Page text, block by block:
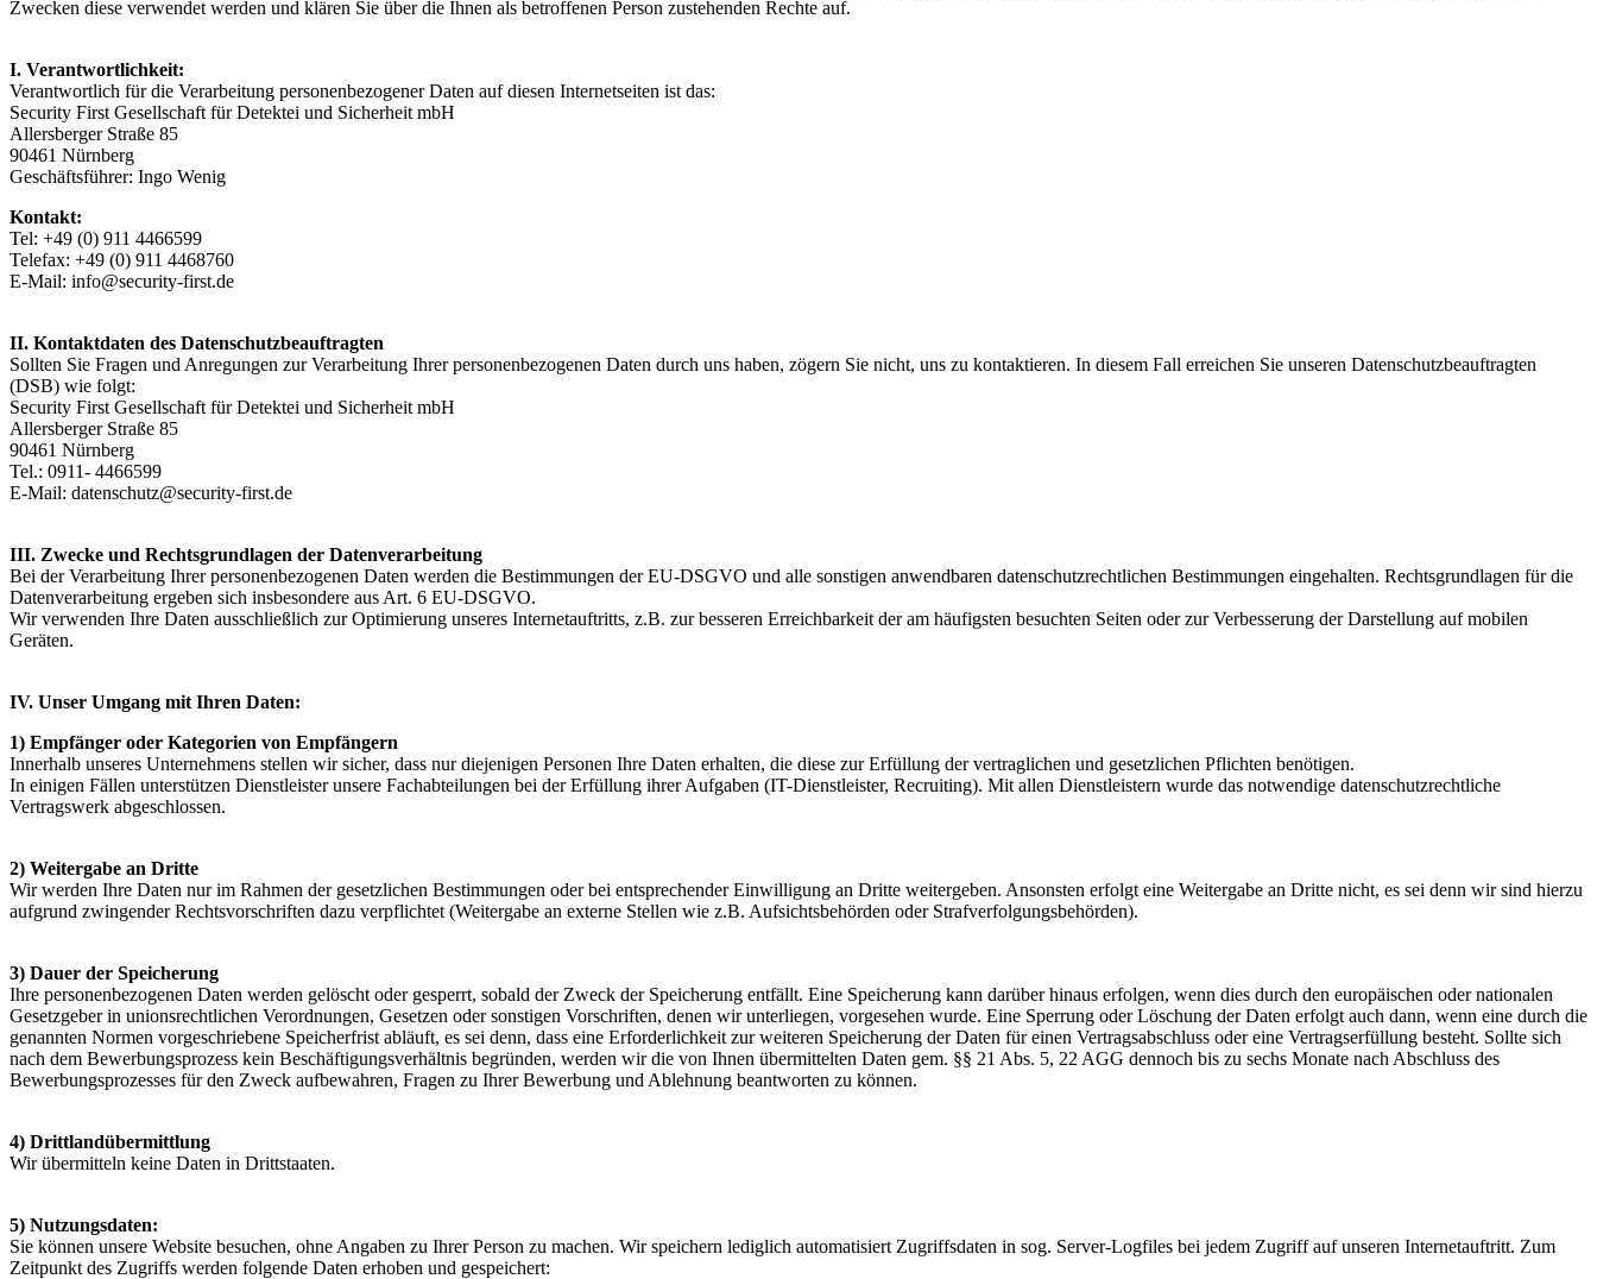
Zwecken diese verwendet werden und klären Sie über die Ihnen als betroffenen Person zustehenden Rechte auf.
I. Verantwortlichkeit:
Verantwortlich für die Verarbeitung personenbezogener Daten auf diesen Internetseiten ist das:
Security First Gesellschaft für Detektei und Sicherheit mbH
Allersberger Straße 85
90461 Nürnberg
Geschäftsführer: Ingo Wenig
Kontakt:
Tel: +49 (0) 911 4466599
Telefax: +49 (0) 911 4468760
E-Mail: info@security-first.de
II. Kontaktdaten des Datenschutzbeauftragten
Sollten Sie Fragen und Anregungen zur Verarbeitung Ihrer personenbezogenen Daten durch uns haben, zögern Sie nicht, uns zu kontaktieren. In diesem Fall erreichen Sie unseren Datenschutzbeauftragten
(DSB) wie folgt:
Security First Gesellschaft für Detektei und Sicherheit mbH
Allersberger Straße 85
90461 Nürnberg
Tel.: 0911- 4466599
E-Mail: datenschutz@security-first.de
III. Zwecke und Rechtsgrundlagen der Datenverarbeitung
Bei der Verarbeitung Ihrer personenbezogenen Daten werden die Bestimmungen der EU-DSGVO und alle sonstigen anwendbaren datenschutzrechtlichen Bestimmungen eingehalten. Rechtsgrundlagen für die
Datenverarbeitung ergeben sich insbesondere aus Art. 6 EU-DSGVO.
Wir verwenden Ihre Daten ausschließlich zur Optimierung unseres Internetauftritts, z.B. zur besseren Erreichbarkeit der am häufigsten besuchten Seiten oder zur Verbesserung der Darstellung auf mobilen
Geräten.
IV. Unser Umgang mit Ihren Daten:
1) Empfänger oder Kategorien von Empfängern
Innerhalb unseres Unternehmens stellen wir sicher, dass nur diejenigen Personen Ihre Daten erhalten, die diese zur Erfüllung der vertraglichen und gesetzlichen Pflichten benötigen.
In einigen Fällen unterstützen Dienstleister unsere Fachabteilungen bei der Erfüllung ihrer Aufgaben (IT-Dienstleister, Recruiting). Mit allen Dienstleistern wurde das notwendige datenschutzrechtliche
Vertragswerk abgeschlossen.
2) Weitergabe an Dritte
Wir werden Ihre Daten nur im Rahmen der gesetzlichen Bestimmungen oder bei entsprechender Einwilligung an Dritte weitergeben. Ansonsten erfolgt eine Weitergabe an Dritte nicht, es sei denn wir sind hierzu
aufgrund zwingender Rechtsvorschriften dazu verpflichtet (Weitergabe an externe Stellen wie z.B. Aufsichtsbehörden oder Strafverfolgungsbehörden).
3) Dauer der Speicherung
Ihre personenbezogenen Daten werden gelöscht oder gesperrt, sobald der Zweck der Speicherung entfällt. Eine Speicherung kann darüber hinaus erfolgen, wenn dies durch den europäischen oder nationalen
Gesetzgeber in unionsrechtlichen Verordnungen, Gesetzen oder sonstigen Vorschriften, denen wir unterliegen, vorgesehen wurde. Eine Sperrung oder Löschung der Daten erfolgt auch dann, wenn eine durch die
genannten Normen vorgeschriebene Speicherfrist abläuft, es sei denn, dass eine Erforderlichkeit zur weiteren Speicherung der Daten für einen Vertragsabschluss oder eine Vertragserfüllung besteht. Sollte sich
nach dem Bewerbungsprozess kein Beschäftigungsverhältnis begründen, werden wir die von Ihnen übermittelten Daten gem. §§ 21 Abs. 5, 22 AGG dennoch bis zu sechs Monate nach Abschluss des
Bewerbungsprozesses für den Zweck aufbewahren, Fragen zu Ihrer Bewerbung und Ablehnung beantworten zu können.
4) Drittlandübermittlung
Wir übermitteln keine Daten in Drittstaaten.
5) Nutzungsdaten:
Sie können unsere Website besuchen, ohne Angaben zu Ihrer Person zu machen. Wir speichern lediglich automatisiert Zugriffsdaten in sog. Server-Logfiles bei jedem Zugriff auf unseren Internetauftritt. Zum
Zeitpunkt des Zugriffs werden folgende Daten erhoben und gespeichert: